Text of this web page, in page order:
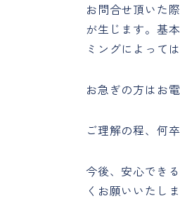
お問合せ頂いた
が生じます。基
ミングによって
お急ぎの方はお
ご理解の程、何
今後、安心でき
くお願いいたしま